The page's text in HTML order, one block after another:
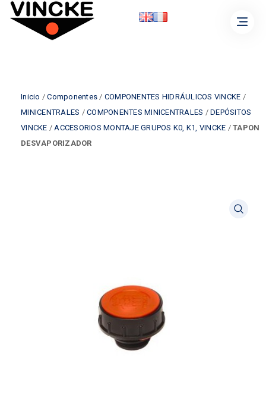
Inicio /Componentes / COMPONENTES HIDRÁULICOS VINCKE /
MINICENTRALES / COMPONENTES MINICENTRALES / DEPÓSITOS
VINCKE /ACCESORIOS MONTAJE GRUPOS K0, K1, VINCKE / TAPON
DESVAPORIZADOR